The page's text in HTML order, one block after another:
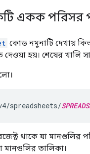
একক পরিসর
কোড নমুনাটি দেখায়
হয়। শেষের খালি
spreadsheets/
থাকে যা মানগুলির
তালিকা।